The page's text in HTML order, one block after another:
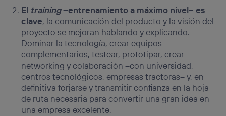
El training–entrenamiento a máximo nivel– es
clave, la comunicación del producto y la visión del
proyecto se mejoran hablando y explicando.
Dominar la tecnología, crear equipos
complementarios, testear, prototipar, crear
networking y colaboración –con universidad,
centros tecnológicos, empresas tractoras– y, en
definitiva forjarse y transmitir confianza en la hoja
de ruta necesaria para convertir una gran idea en
una empresa excelente.